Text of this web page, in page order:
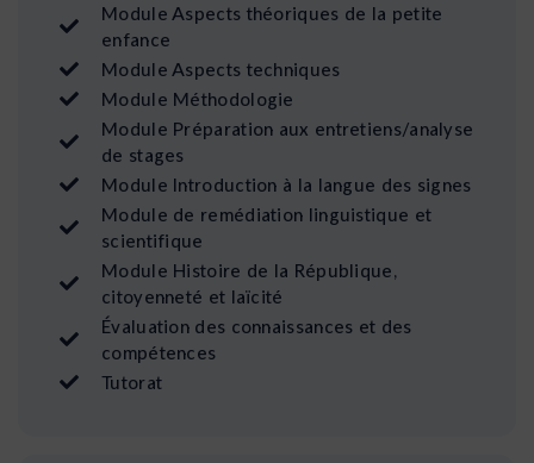
Module Aspects théoriques de la petite
enfance
Module Aspects techniques
Module Méthodologie
Module Préparation aux entretiens/analyse
de stages
Module Introduction à la langue des signes
Module de remédiation linguistique et
scientifique
Module Histoire de la République,
citoyenneté et laïcité
Évaluation des connaissances et des
compétences
Tutorat